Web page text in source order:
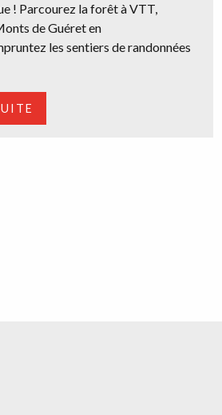
! Parcourez la forêt à VTT,
de Guéret en
les sentiers de randonnées